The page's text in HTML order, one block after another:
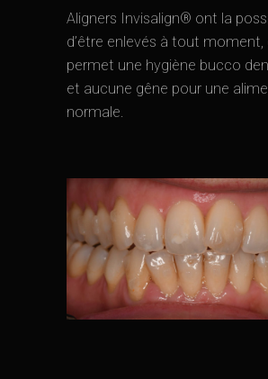
Aligners Invisalign® ont la
d’être enlevés à tout moment,
permet une hygiène bucco
et aucune gêne pour une
normale.